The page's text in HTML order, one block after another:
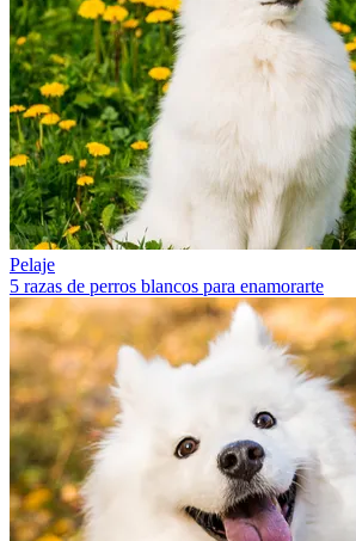
Pelaje
5 razas de perros blancos para enamorarte